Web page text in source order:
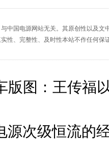
中国电源网站无关。其原创性以及文
性、完整性、及时性本站不作任何保
版图：王传福
源次级恒流的